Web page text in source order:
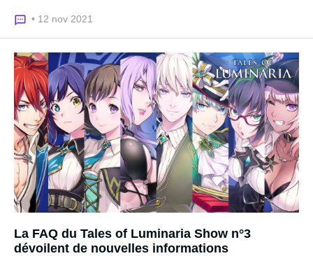
• 12 nov 2021
La FAQ du Tales of Luminaria Show n°3
dévoilent de nouvelles informations